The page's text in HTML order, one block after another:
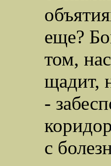
еще?
том,
щадит,
-
с